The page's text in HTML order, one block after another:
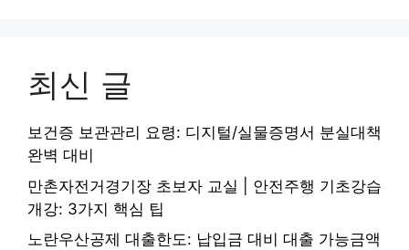
최신 글
보건증 보관관리 요령: 디지털/실물증명서 분실대책
완벽 대비
만촌자전거경기장 초보자 교실 | 안전주행 기초강습
개강: 3가지 핵심 팁
노란우산공제 대출한도: 납입금 대비 대출 가능금액